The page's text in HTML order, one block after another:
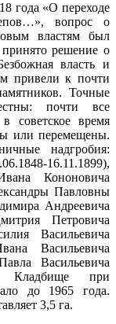
года «О переходе
вопрос о
властям был
решение о
власть и
привели к почти
Точные
почти все
советское время
или перемещены.
надгробия:
16.11.1899),
Кононовича
Павловны
Андреевича
Петровича
Васильевича
Васильевича
Васильевича
Кладбище при
до 1965 года.
3,5 га.